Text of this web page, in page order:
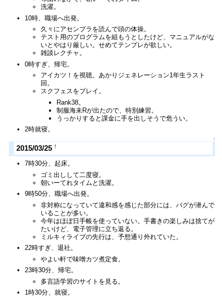
洗濯。
10時、職場へ出発。
久々にアセンブラを読んで頭の体操。
テスト用のプログラムを組もうとしたけど、マニュアルがな
いとやはり厳しい。せめてテンプレが欲しい。
雑談レクチャ。
0時すぎ、帰宅。
アイカツ！を視聴。あかりジェネレーション1年生ラスト
回。
スクフェスをプレイ。
Rank38。
制服海未Rが出たので、特別練習。
うっかりすると課金に手を出しそうで危うい。
2時就寝。
↑
2015/03/25 †
7時30分、起床。
ゴミ出しして二度寝。
朝いーてれタイムと洗濯。
9時50分、職場へ出発。
非対称になっていて違和感を感じた部分には、バグが潜んで
いることが多い。
今年はほぼ日手帳を使っていない。手書きの楽しみは捨てが
たいけど、電子管理に立ち返る。
ミルキィライブの先行は、予想通り外れていた。
22時すぎ、退社。
やよい軒で味噌カツ煮定食。
23時30分、帰宅。
多言語学習のサイトを見る。
1時30分、就寝。